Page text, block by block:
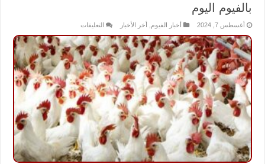
بالفيوم اليوم
أغسطس 7, 2024 أخبار الفيوم أخر الأخبار التعليقاتعلى
بـ78
والبانيه
بـ184
جنيها..أسعار
الدواجن
بالفيوم
اليوم
مغلقة